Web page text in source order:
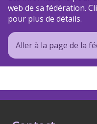
web de sa fédération.
pour plus de détails.
Aller à la page de la